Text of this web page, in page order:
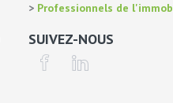
Professionnels de
SUIVEZ-NOUS